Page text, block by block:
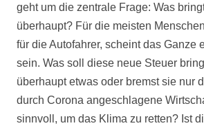
geht um die zentrale Frage: Was
überhaupt? Für die meisten
für die Autofahrer, scheint das Ganze
sein. Was soll diese neue Steuer
überhaupt etwas oder bremst sie nur
durch Corona angeschlagene
sinnvoll, um das Klima zu retten? Ist